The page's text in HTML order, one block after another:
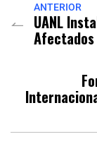
ANTERIOR
UANL
Afectados